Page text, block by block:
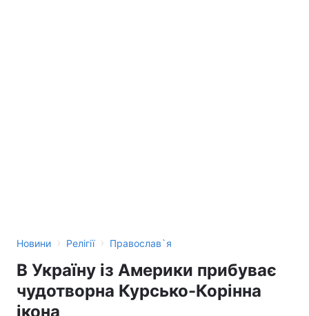
Новини › Релігії › Православ`я
В Україну із Америки прибуває
чудотворна Курсько-Корінна
ікона